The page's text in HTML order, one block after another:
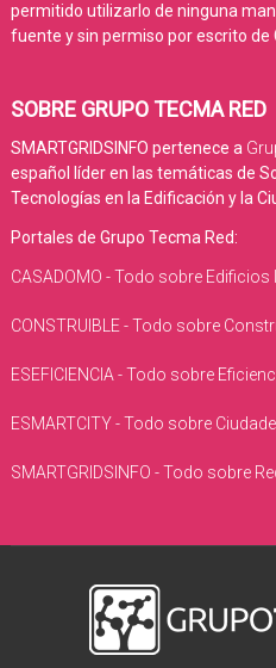
permitido utilizarlo de ninguna
fuente y sin permiso por escrito de
SOBRE GRUPO TECMA RED
SMARTGRIDSINFO pertenece a
español líder en las temáticas de
Tecnologías en la Edificación y la
Portales de Grupo Tecma Red:
CASADOMO - Todo sobre Edificios
CONSTRUIBLE - Todo sobre
ESEFICIENCIA - Todo sobre
ESMARTCITY - Todo sobre
SMARTGRIDSINFO - Todo sobre